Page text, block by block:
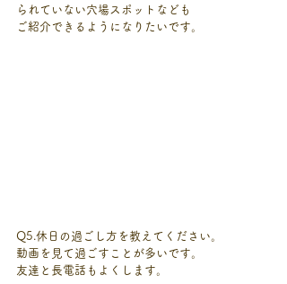
られていない穴場スポットなども
ご紹介できるようになりたいです。
Q5.休日の過ごし方を教えてください。
動画を見て過ごすことが多いです。
友達と長電話もよくします。